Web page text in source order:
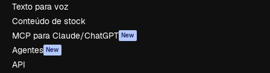
Texto para voz
Conteúdo de stock
MCP para Claude/ChatGPT New
Agentes New
API